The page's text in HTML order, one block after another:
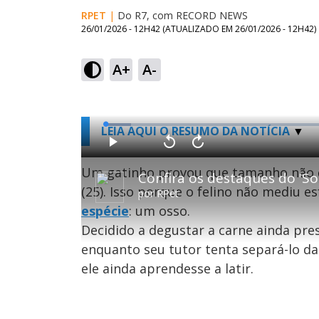
RPET | Do R7, com RECORD NEWS
26/01/2026 - 12H42 (ATUALIZADO EM 26/01/2026 - 12H42)
A+ A-
LEIA AQUI O RESUMO DA NOTÍCIA
Confira os destaques do
porRPet
P
l
y
V
o
t
a
1
s
e
u
n
d
o
A
v
n
ç
a
g
n
d
s
L
o
a
d
e
:
5
3
8
%
Um gatinho provou que tamanho
(25). Isso porque o felino não mediu
espécie: um osso.
Decidido a degustar a carne ainda
enquanto seu tutor tenta separá-lo
ele ainda aprendesse a latir.